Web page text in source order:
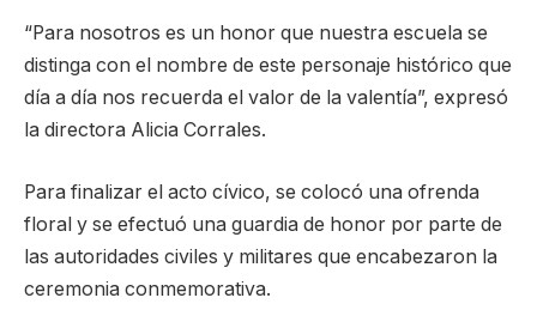
“Para nosotros es un honor que nuestra escuela se
distinga con el nombre de este personaje histórico que
día a día nos recuerda el valor de la valentía”, expresó
la directora Alicia Corrales.
Para finalizar el acto cívico, se colocó una ofrenda
floral y se efectuó una guardia de honor por parte de
las autoridades civiles y militares que encabezaron la
ceremonia conmemorativa.